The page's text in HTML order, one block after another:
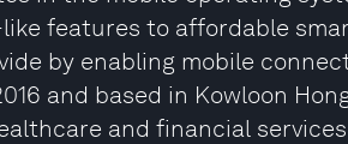
features to affordable
by enabling mobile
and based in Kowloon
and financial